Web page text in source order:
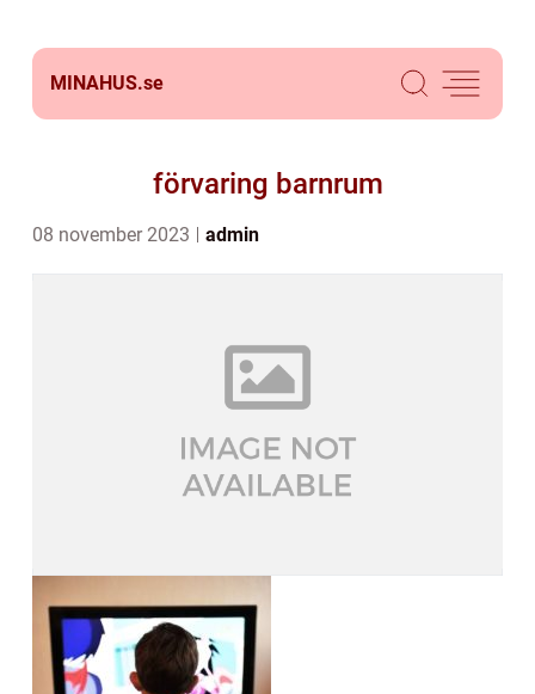
MINAHUS.se
förvaring barnrum
08 november 2023 admin